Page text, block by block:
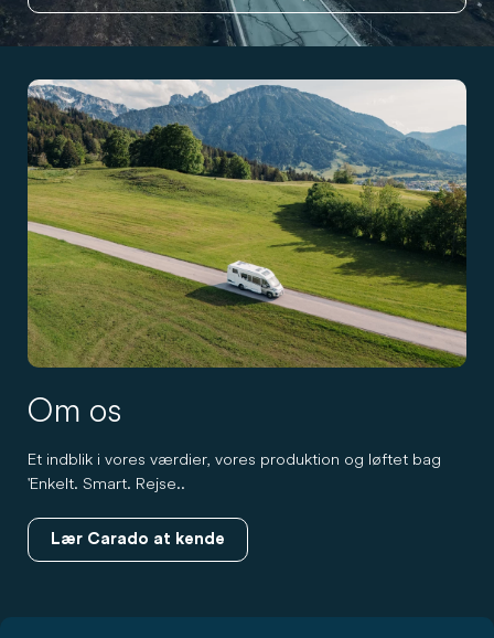
Om os
Et indblik i vores værdier, vores produktion og løftet bag
'Enkelt. Smart. Rejse..
Lær Carado at kende